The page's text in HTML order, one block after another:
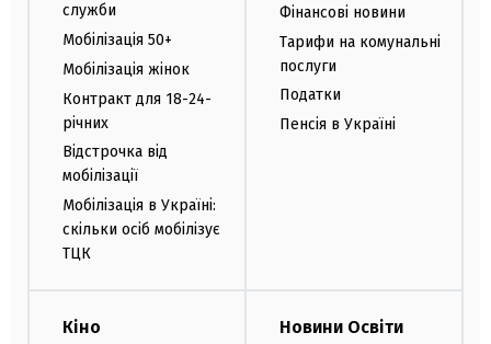
служби
Мобілізація 50+
Мобілізація жінок
Контракт для 18-24-
річних
Відстрочка від
мобілізації
Мобілізація в Україні:
скільки осіб мобілізує
ТЦК
Фінансові новини
Тарифи на комунальні
послуги
Податки
Пенсія в Україні
Кіно Новини Освіти